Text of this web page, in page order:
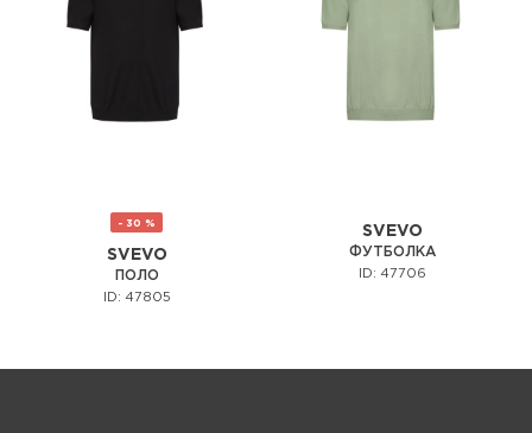
- 30 %
SVEVO
ПОЛО
ID: 47805
SVEVO
ФУТБОЛКА
ID: 47706